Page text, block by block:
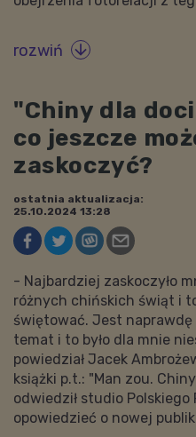
rozwiń 
"Chiny dla
co jeszcze
zaskoczyć?
ostatnia aktualizacja:
25.10.2024 13:28
- Najbardziej zaskoczyło
różnych chińskich świąt i
świętować. Jest naprawdę
temat i to było dla mnie
powiedział Jacek
książki p.t.: "Man zou.
odwiedził studio Polskiego
opowiedzieć o nowej